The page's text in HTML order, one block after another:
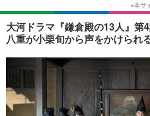
音楽
ショッピング
ライフTOP
ペット
その他
リリース一覧
プッシュ通知の停止方法
大河ドラマ『鎌倉殿の13人』第
八重が小栗旬から声をかけられ